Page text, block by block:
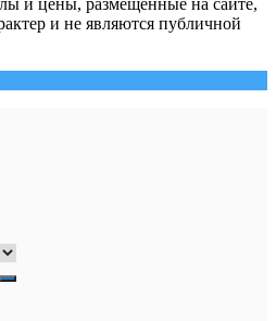
и цены, размещенные на сайте,
и не являются публичной